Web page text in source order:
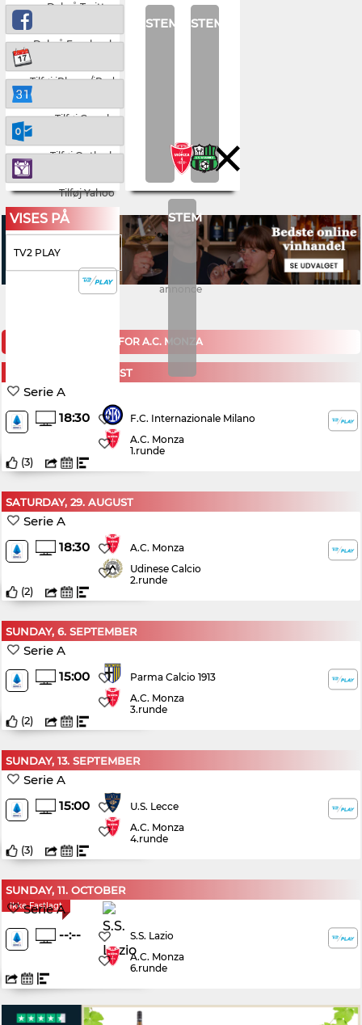
Del på Twitter
Del på Facebook
Tilføj iPhone/iPad
Tilføj Google
Tilføj Outlook
Tilføj Yahoo
STEM STEM
STEM
VISES PÅ
TV2 PLAY
annonce
KOMMENDE KAMPE FOR A.C. MONZA
SATURDAY, 22. AUGUST
Serie A
18:30
F.C. Internazionale Milano
A.C. Monza
1.runde
(3)
SATURDAY, 29. AUGUST
Serie A
18:30
A.C. Monza
Udinese Calcio
2.runde
(2)
SUNDAY, 6. SEPTEMBER
Serie A
15:00
Parma Calcio 1913
A.C. Monza
3.runde
(2)
SUNDAY, 13. SEPTEMBER
Serie A
15:00
U.S. Lecce
A.C. Monza
4.runde
(3)
SUNDAY, 11. OCTOBER
Ikke Fastlagt
Serie A
--:--
S.S. Lazio
A.C. Monza
6.runde